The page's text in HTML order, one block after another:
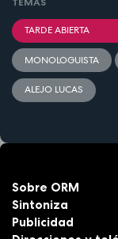
TARDE ABIERTA
MONOLOGUISTA
ALEJO LUCAS
Sobre ORM
Sintoniza
Publicidad